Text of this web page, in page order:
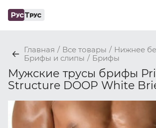
Главная / Все товары / Нижнее
Брифы и слипы / Брифы
Мужские трусы брифы
Structure DOOP White